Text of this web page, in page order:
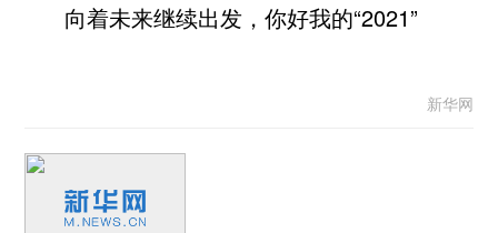
向着未来继续出发，你好我的“2021”
新华网